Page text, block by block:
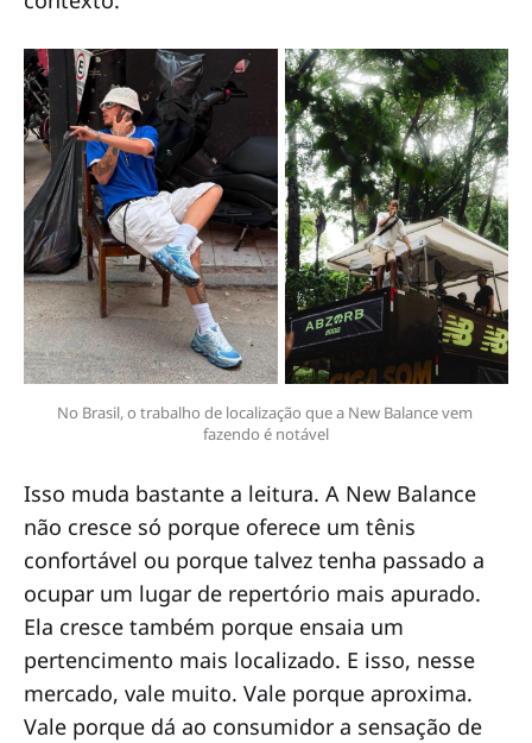
No Brasil, o trabalho de localização que a New Balance vem
fazendo é notável
Isso muda bastante a leitura. A New Balance
não cresce só porque oferece um tênis
confortável ou porque talvez tenha passado a
ocupar um lugar de repertório mais apurado.
Ela cresce também porque ensaia um
pertencimento mais localizado. E isso, nesse
mercado, vale muito. Vale porque aproxima.
Vale porque dá ao consumidor a sensação de